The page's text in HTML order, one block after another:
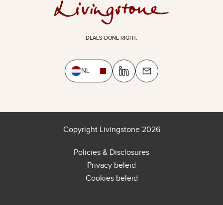
DEALS DONE RIGHT.
NL
Copyright Livingstone 2026
Policies & Disclosures
Privacy beleid
Cookies beleid